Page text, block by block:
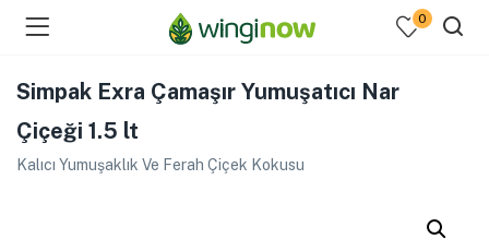
(Hakkımızda )
0
Simpak Exra Çamaşır Yumuşatıcı Nar
Çiçeği 1.5 lt
Kalıcı Yumuşaklık Ve Ferah Çiçek Kokusu